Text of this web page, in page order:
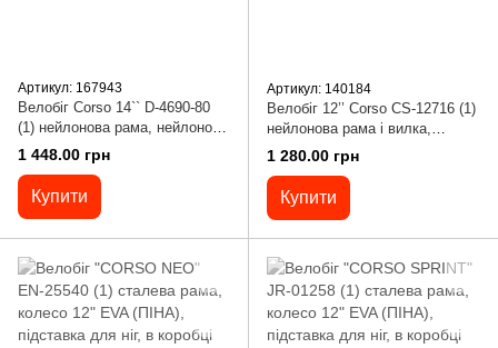
Артикул: 167943
Велобіг Corso 14`` D-4690-80
(1) нейлонова рама, нейлонова
вилка, надувні колеса 14’’, в
1 448.00 грн
Купити
Артикул: 140184
Велобіг 12’’ Corso CS-12716 (1)
нейлонова рама і вилка,
колеса EVA 12’’
1 280.00 грн
Купити